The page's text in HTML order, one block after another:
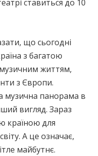
ставиться до 10
що сьогодні
з багатою
життям,
з Європи.
музична панорама в
вигляд. Зараз
країною для
А це означає,
майбутнє.